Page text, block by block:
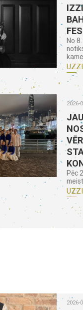
No
2026-
Pēc
2026-